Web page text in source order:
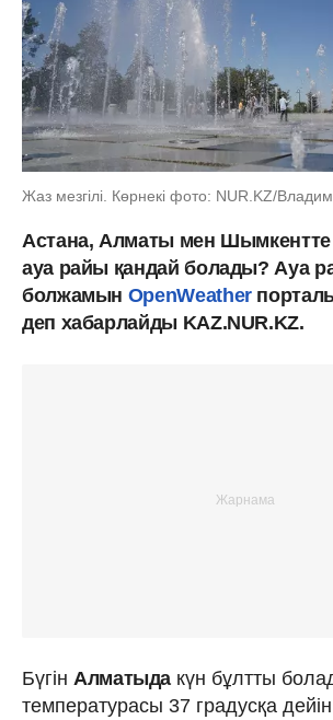
Жаз мезгілі. Көрнекі фото: NUR.KZ/
Астана, Алматы мен
ауа райы қандай болады? Ауа
болжамын OpenWeather
деп хабарлайды KAZ.NUR.KZ.
Бүгін Алматыда күн бұлтты
температурасы 37 градусқа дейін